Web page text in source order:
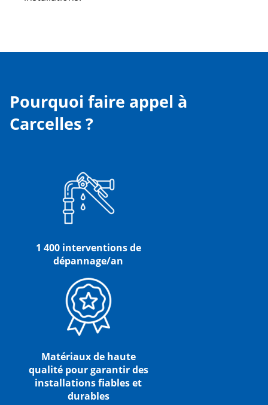
Pourquoi faire appel à
Carcelles ?
1 400 interventions de
dépannage/an
Matériaux de haute
qualité pour garantir des
installations fiables et
durables